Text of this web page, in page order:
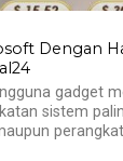
Dengan
gadget
sistem